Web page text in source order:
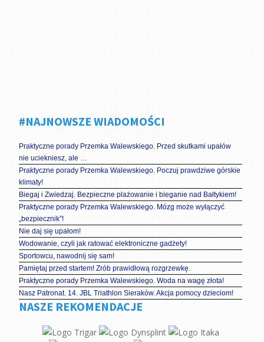
#NAJNOWSZE WIADOMOŚCI
Praktyczne porady Przemka Walewskiego. Przed skutkami upałów
nie uciekniesz, ale …
Praktyczne porady Przemka Walewskiego. Poczuj prawdziwe górskie
klimaty!
Biegaj i Zwiedzaj. Bezpieczne plażowanie i bieganie nad Bałtykiem!
Praktyczne porady Przemka Walewskiego. Mózg może wyłączyć
„bezpiecznik”!
Nie daj się upałom!
Wodowanie, czyli jak ratować elektroniczne gadżety!
Sportowcu, nawodnij się sam!
Pamiętaj przed startem! Zrób prawidłową rozgrzewkę.
Praktyczne porady Przemka Walewskiego. Woda na wagę złota!
Nasz Patronat. 14. JBL Triathlon Sieraków. Akcja pomocy dzieciom!
NASZE REKOMENDACJE